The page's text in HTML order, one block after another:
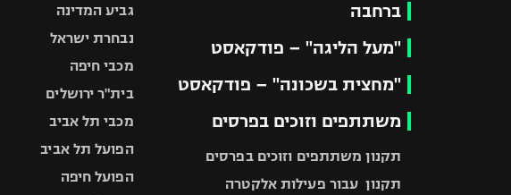
ברחבה
"מעל הליגה" – פודקאסט
"מחצית בשכונה" – פודקאסט
משתתפים וזוכים בפרסים
תקנון משתתפים וזוכים בפרסים
תקנון עבור פעילות אלקטרה
גביע המדינה
נבחרת ישראל
מכבי חיפה
בית"ר ירושלים
מכבי תל אביב
הפועל תל אביב
הפועל חיפה